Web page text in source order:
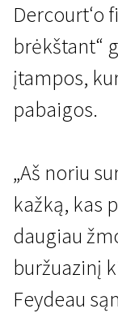
Dercourt‘o
brėkštant“
įtampos,
pabaigos.
„Aš noriu
kažką, kas
daugiau
buržuazinį
Feydeau